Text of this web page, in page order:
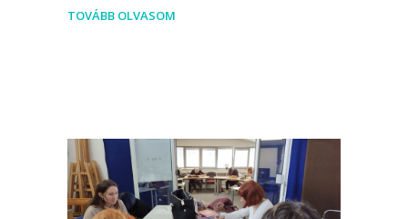
TOVÁBB OLVASOM